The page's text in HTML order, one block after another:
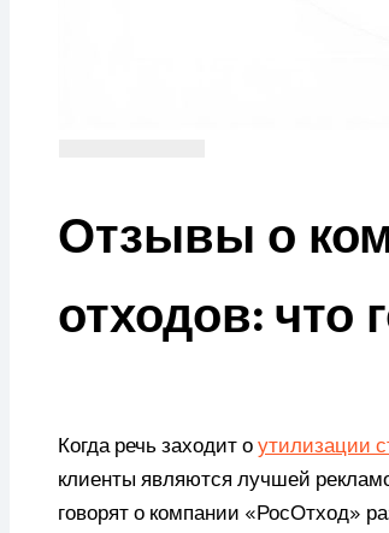
Отзывы о
отходов: что
Когда речь заходит о утилизации
клиенты являются лучшей
говорят о компании «РосОтход»